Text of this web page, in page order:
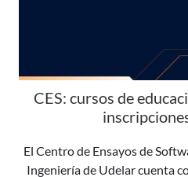
CES: cursos de
El Centro de Ensayos de
Ingeniería de Udelar cuenta